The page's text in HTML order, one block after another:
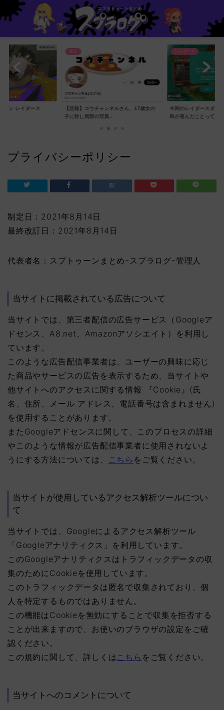
ーン レイダース
【悲報】コウチャンネルさん、17歳女の
子に対し局部の写真...
レイダース
今回のレイダースダイ
民が喜んだことって...
プライバシーポリシー
制定日：2021年8月14日
最終改訂日：2021年8月14日
代表者名：スプトゥーンまとめｰスプラログｰ管理人
当サイトに掲載されている広告について
当サイトでは、第三者配信の広告サービス（Googleア
ドセンス、A8.net、Amazonアソシエイト）を利用し
ています。
このような広告配信事業者は、ユーザーの興味に応じ
た商品やサービスの広告を表示するため、当サイトや
他サイトへのアクセスに関する情報 『Cookie』(氏
名、住所、メール アドレス、電話番号は含まれません)
を使用することがあります。
またGoogleアドセンスに関して、このプロセスの詳細
やこのような情報が広告配信事業者に使用されないよ
うにする方法については、
こちら をご覧ください。
当サイトが使用しているアクセス解析ツールについ
て
当サイトでは、Googleによるアクセス解析ツール
「Googleアナリティクス」を利用しています。
このGoogleアナリティクスはトラフィックデータの収
集のためにCookieを使用しています。
このトラフィックデータは匿名で収集されており、個
人を特定するものではありません。
この機能はCookieを無効にすることで収集を拒否する
ことが出来ますので、お使いのブラウザの設定をご確
認ください。
この規約に関して、詳しくは こちら をご覧ください。
当サイトへのコメントについて